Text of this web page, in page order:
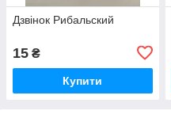
Дзвінок Рибальский
15 ₴
Купити